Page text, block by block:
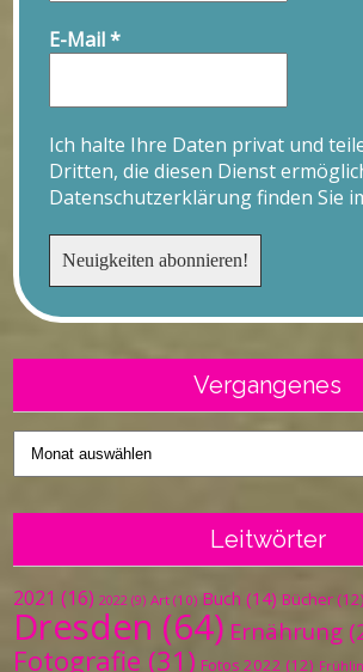
E-Mail*
Ich halte Ihre Daten privat und
Dritten, die diesen Dienst
Datenschutzerklärung finden Sie
Vergangenes
Vergangenes
Leitwörter
2021 (16) 2022 (9) Art (10) Buch (14) Bücher (12)
Dresden (64) Ernährung
Fotografie (31) Fotos 2022 (12)